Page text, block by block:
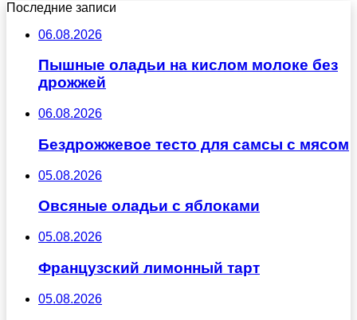
Последние записи
06.08.2026
Пышные оладьи на кислом молоке без
дрожжей
06.08.2026
Бездрожжевое тесто для самсы с мясом
05.08.2026
Овсяные оладьи с яблоками
05.08.2026
Французский лимонный тарт
05.08.2026